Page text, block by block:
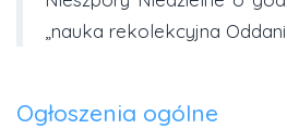
„nauka rekolekcyjna
Ogłoszenia ogólne